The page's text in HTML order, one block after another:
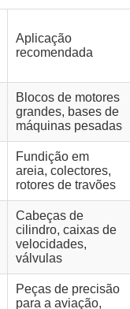
Aplicação
recomendada
Blocos de motores
grandes, bases de
máquinas pesadas
Fundição em
areia, colectores,
rotores de travões
Cabeças de
cilindro, caixas de
velocidades,
válvulas
Peças de precisão
para a aviação,